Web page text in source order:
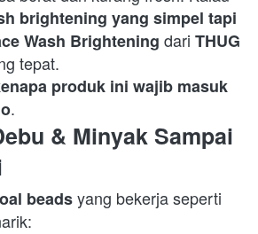
brightening yang simpel tapi
Wash Brightening dari THUG
tepat.
produk ini wajib masuk
.
& Minyak Sampai
beads yang bekerja seperti